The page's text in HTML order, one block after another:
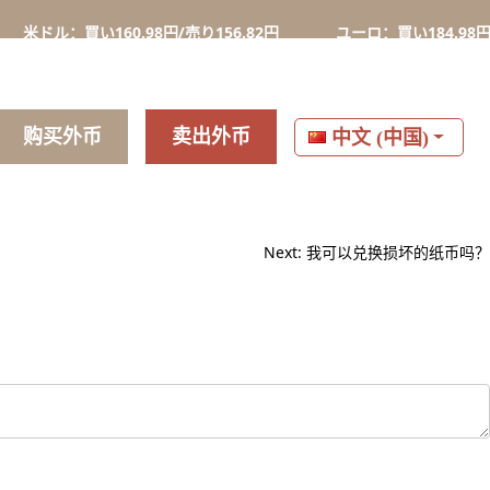
ル：買い160.98円/売り156.82円 ユーロ：買い184.98円/売
购买外币 卖出外币 中文 (中国)
Next: 我可以兑换损坏的纸币吗？